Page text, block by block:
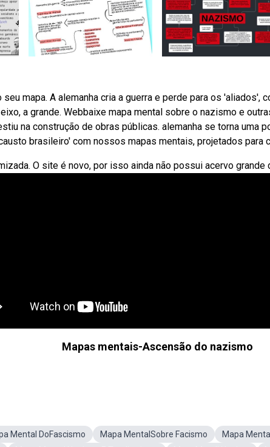
seu mapa. A alemanha cria a guerra e perde para os 'aliados',
a grande. Webbaixe mapa mental sobre o nazismo e
na construção de obras públicas. alemanha se torna uma
brasileiro' com nossos mapas mentais, projetados para
O site é novo, por isso ainda não possui acervo grande
Mapas mentais-Ascensão do nazismo
Mental DoFascismo Mapa MentalSobre Facismo
Mapa